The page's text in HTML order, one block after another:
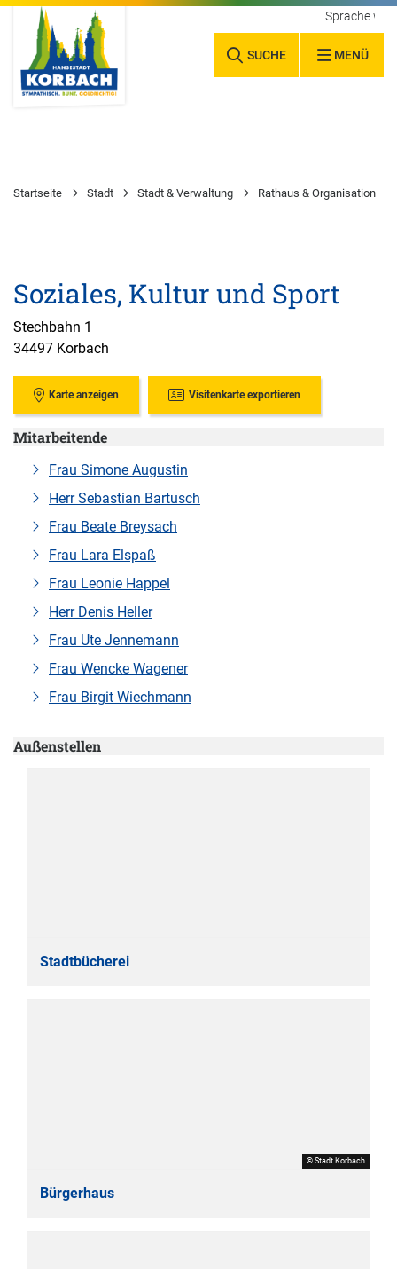
SUCHE MENÜ
Sprache
Startseite Stadt Stadt & Verwaltung Rathaus & Organisation
Soziales, Kultur und Sport
Stechbahn 1
34497 Korbach
Karte anzeigen Visitenkarte exportieren
Mitarbeitende
Frau Simone Augustin
Herr Sebastian Bartusch
Frau Beate Breysach
Frau Lara Elspaß
Frau Leonie Happel
Herr Denis Heller
Frau Ute Jennemann
Frau Wencke Wagener
Frau Birgit Wiechmann
Außenstellen
Stadtbücherei
© Stadt Korbach
Bürgerhaus